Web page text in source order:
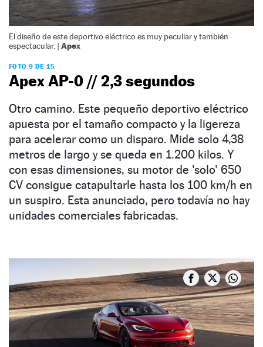
El diseño de este deportivo eléctrico es muy peculiar y también
espectacular. | Apex
FOTO 9 DE 15
Apex AP-0 // 2,3 segundos
Otro camino. Este pequeño deportivo eléctrico
apuesta por el tamaño compacto y la ligereza
para acelerar como un disparo. Mide solo 4,38
metros de largo y se queda en 1.200 kilos. Y
con esas dimensiones, su motor de 'solo' 650
CV consigue catapultarle hasta los 100 km/h en
un suspiro. Esta anunciado, pero todavía no hay
unidades comerciales fabricadas.